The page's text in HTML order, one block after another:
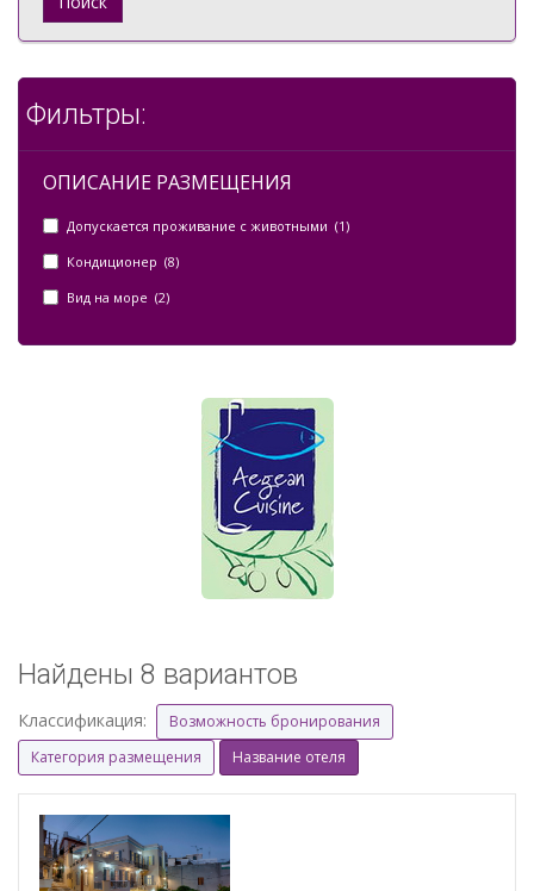
Фильтры:
ОПИСАНИЕ РАЗМЕЩЕНИЯ
Допускается проживание с животными (1)
Кондиционер (8)
Вид на море (2)
Найдены 8 вариантов
Классификация:
Возможность бронирования
Категория размещения
Название отеля